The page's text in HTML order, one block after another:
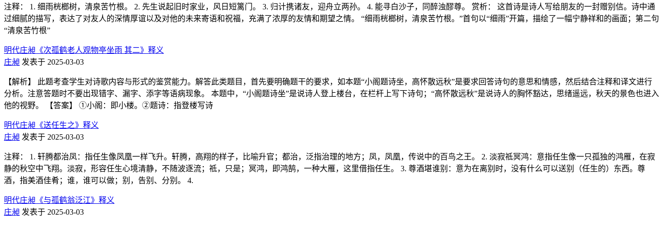
注释： 1. 细雨桄榔树，清泉苦竹根。 2. 先生说起旧时家业，风日短篱门。 3. 归计携诸友，迎舟立两孙。 4. 能寻白沙子，同醉浊醪尊。 赏析： 这首诗是诗人写给朋友的一封赠别信。诗中通
过细腻的描写，表达了对友人的深情厚谊以及对他的未来寄语和祝福，充满了浓厚的友情和期望之情。 “细雨桄榔树，清泉苦竹根。”首句以“细雨”开篇，描绘了一幅宁静祥和的画面；第二句
“清泉苦竹根”
明代庄昶《次孤鹤老人观物亭坐雨 其二》释义
庄昶 发表于 2025-03-03
【解析】 此题考查学生对诗歌内容与形式的鉴赏能力。解答此类题目，首先要明确题干的要求，如本题“小阁题诗坐，高怀散远秋”是要求回答诗句的意思和情感，然后结合注释和译文进行
分析。注意答题时不要出现错字、漏字、添字等语病现象。 本题中，“小阁题诗坐”是说诗人登上楼台，在栏杆上写下诗句；“高怀散远秋”是说诗人的胸怀豁达，思绪遥远，秋天的景色也进入
他的视野。 【答案】 ①小阁：即小楼。②题诗：指登楼写诗
明代庄昶《送任生之》释义
庄昶 发表于 2025-03-03
注释： 1. 轩腾都治凤：指任生像凤凰一样飞升。轩腾，高翔的样子，比喻升官；都治，泛指治理的地方；凤，凤凰，传说中的百鸟之王。 2. 淡寂祗冥鸿：意指任生像一只孤独的鸿雁，在寂
静的秋空中飞翔。淡寂，形容任生心境清静，不随波逐流；祗，只是；冥鸿，即鸿鹄，一种大雁，这里借指任生。 3. 尊酒堪谁别：意为在离别时，没有什么可以送别（任生的）东西。尊
酒，指美酒佳肴；谁，谁可以做；别，告别、分别。 4.
明代庄昶《与孤鹤翁泛江》释义
庄昶 发表于 2025-03-03